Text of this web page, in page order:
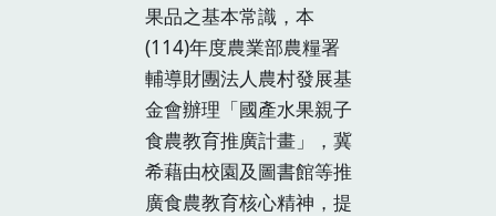
果品之基本常識，本
(114)年度農業部農糧署
輔導財團法人農村發展基
金會辦理「國產水果親子
食農教育推廣計畫」，冀
希藉由校園及圖書館等推
廣食農教育核心精神，提